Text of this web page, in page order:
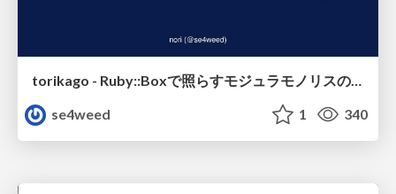
torikago - Ruby::Boxで照らすモジュラモノリスの実行境界
se4weed
1 340